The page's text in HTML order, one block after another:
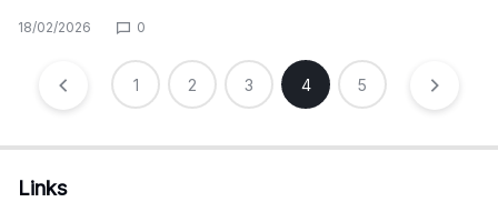
18/02/2026 0
Posts
pagination
1 2 3 4 5
Links